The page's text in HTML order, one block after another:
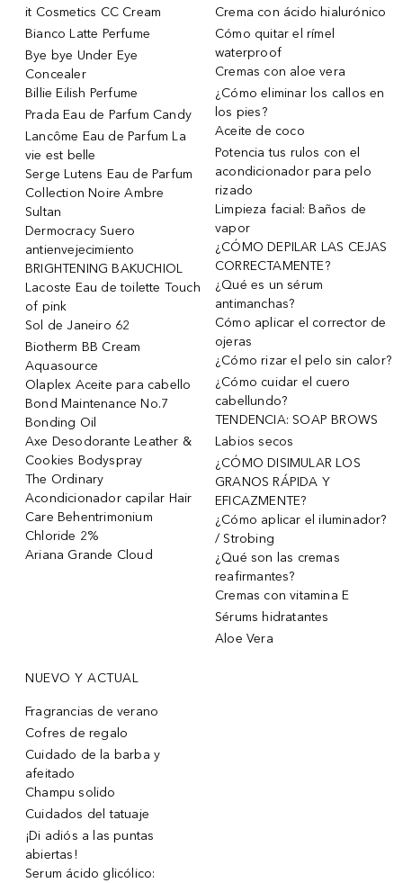
it Cosmetics CC Cream
Bianco Latte Perfume
Bye bye Under Eye
Concealer
Billie Eilish Perfume
Prada Eau de Parfum Candy
Lancôme Eau de Parfum La
vie est belle
Serge Lutens Eau de Parfum
Collection Noire Ambre
Sultan
Dermocracy Suero
antienvejecimiento
BRIGHTENING BAKUCHIOL
Lacoste Eau de toilette Touch
of pink
Sol de Janeiro 62
Biotherm BB Cream
Aquasource
Olaplex Aceite para cabello
Bond Maintenance No.7
Bonding Oil
Axe Desodorante Leather &
Cookies Bodyspray
The Ordinary
Acondicionador capilar Hair
Care Behentrimonium
Chloride 2%
Ariana Grande Cloud
Crema con ácido hialurónico
Cómo quitar el rímel
waterproof
Cremas con aloe vera
¿Cómo eliminar los callos en
los pies?
Aceite de coco
Potencia tus rulos con el
acondicionador para pelo
rizado
Limpieza facial: Baños de
vapor
¿CÓMO DEPILAR LAS CEJAS
CORRECTAMENTE?
¿Qué es un sérum
antimanchas?
Cómo aplicar el corrector de
ojeras
¿Cómo rizar el pelo sin calor?
¿Cómo cuidar el cuero
cabellundo?
TENDENCIA: SOAP BROWS
Labios secos
¿CÓMO DISIMULAR LOS
GRANOS RÁPIDA Y
EFICAZMENTE?
¿Cómo aplicar el iluminador?
/ Strobing
¿Qué son las cremas
reafirmantes?
Cremas con vitamina E
Sérums hidratantes
Aloe Vera
NUEVO Y ACTUAL
Fragrancias de verano
Cofres de regalo
Cuidado de la barba y
afeitado
Champu solido
Cuidados del tatuaje
¡Di adiós a las puntas
abiertas!
Serum ácido glicólico: